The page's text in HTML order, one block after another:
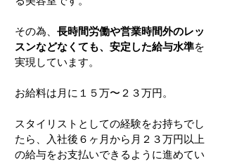
その為、 長時間労働や営業時間外のレッ
スンなどなくても、安定した給与水準を
実現しています。
お給料は月に１５万〜２３万円。
​スタイリストとしての経験をお持ちでし
たら、入社後６ヶ月から月２３万円以上
の給与をお支払いできるように進めてい